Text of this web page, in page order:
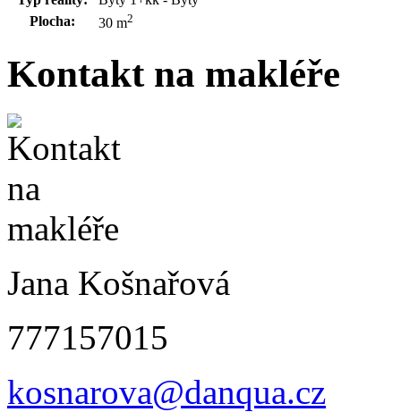
Plocha:
30 m2
Kontakt na makléře
Jana Košnařová
777157015
kosnarova@danqua.cz